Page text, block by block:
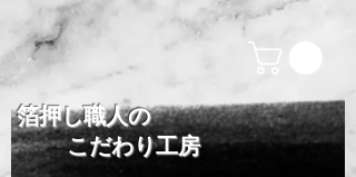
​箔押し職人の
こだわり工房